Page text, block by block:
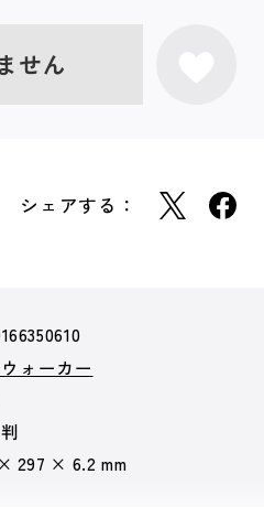
せん
シェアする：
ォーカー
297 × 6.2 mm